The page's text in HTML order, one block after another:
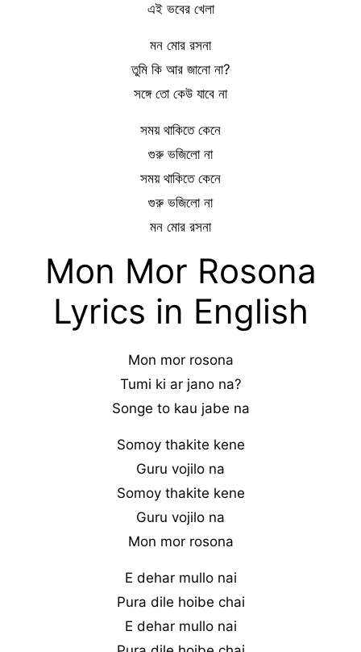
এই ভবের খেলা
মন মোর রসনা
তুমি কি আর জানো না?
সঙ্গে তো কেউ যাবে না
সময় থাকিতে কেনে
গুরু ভজিলো না
সময় থাকিতে কেনে
গুরু ভজিলো না
মন মোর রসনা
Mon Mor Rosona
Lyrics in English
Mon mor rosona
Tumi ki ar jano na?
Songe to kau jabe na
Somoy thakite kene
Guru vojilo na
Somoy thakite kene
Guru vojilo na
Mon mor rosona
E dehar mullo nai
Pura dile hoibe chai
E dehar mullo nai